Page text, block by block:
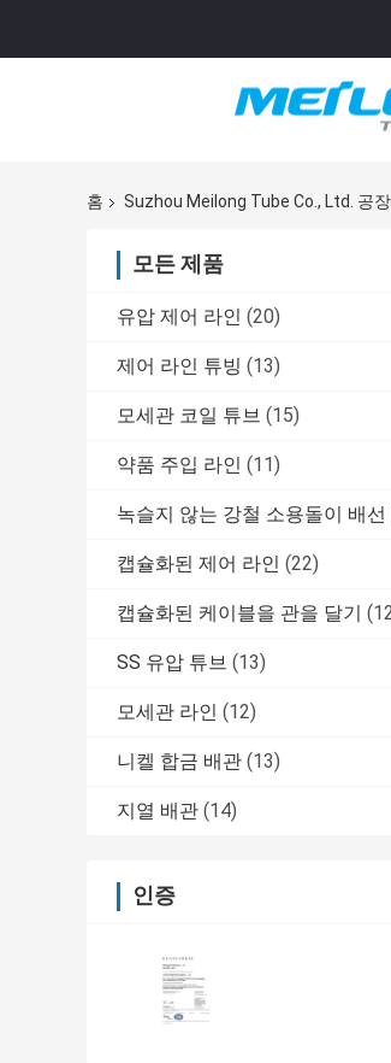
홈 Suzhou Meilong Tube Co., Ltd. 공
모든 제품
유압 제어 라인 (20)
제어 라인 튜빙 (13)
모세관 코일 튜브 (15)
약품 주입 라인 (11)
녹슬지 않는 강철 소용돌이 배선
캡슐화된 제어 라인 (22)
캡슐화된 케이블을 관을 달기
SS 유압 튜브 (13)
모세관 라인 (12)
니켈 합금 배관 (13)
지열 배관 (14)
인증